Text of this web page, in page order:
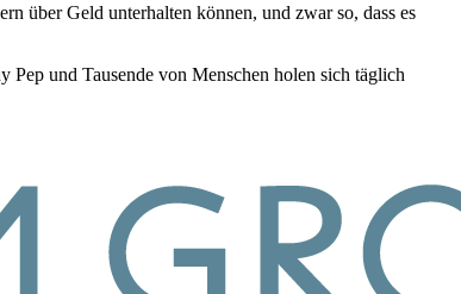
über Geld unterhalten können, und zwar so, dass es
und Tausende von Menschen holen sich täglich